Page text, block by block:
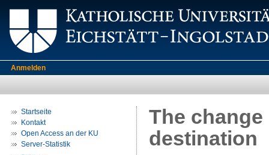
Anmelden
Startseite
Kontakt
Open Access an der KU
Server-Statistik
The
destination